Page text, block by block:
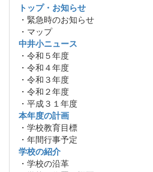
トップ・お知らせ
・緊急時のお知らせ
・マップ
中井小ニュース
・令和５年度
・令和４年度
・令和３年度
・令和２年度
・平成３１年度
本年度の計画
・学校教育目標
・年間行事予定
学校の紹介
・学校の沿革